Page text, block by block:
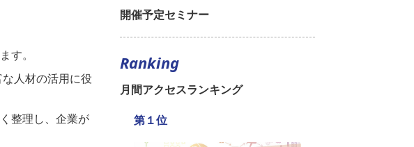
す。
人材の活用に役
整理し、企業が
開催予定セミナー
Ranking
月間アクセスランキング
第１位